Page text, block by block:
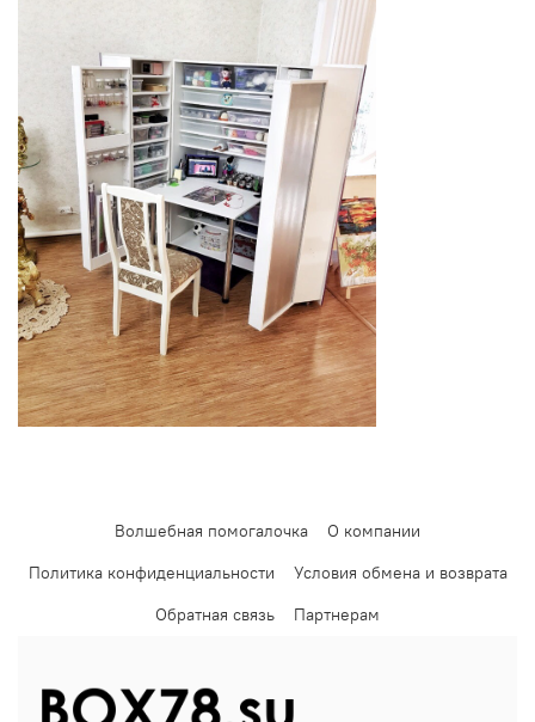
Волшебная помогалочка
О компании
Политика конфиденциальности
Условия обмена и возврата
Обратная связь
Партнерам